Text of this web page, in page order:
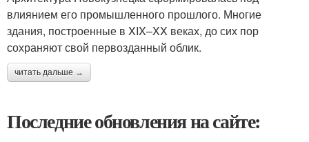
влиянием его промышленного прошлого. Многие
здания, построенные в XIX–XX веках, до сих пор
сохраняют свой первозданный облик.
читать дальше →
Последние обновления на сайте: